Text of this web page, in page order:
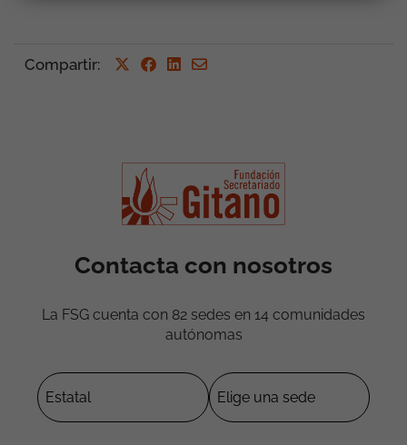
Compartir:
Contacta con nosotros
La FSG cuenta con 82 sedes en 14 comunidades
autónomas